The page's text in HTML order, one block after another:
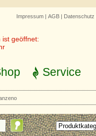
Impressum | AGB | Datenschutz
ist geöffnet:
Service